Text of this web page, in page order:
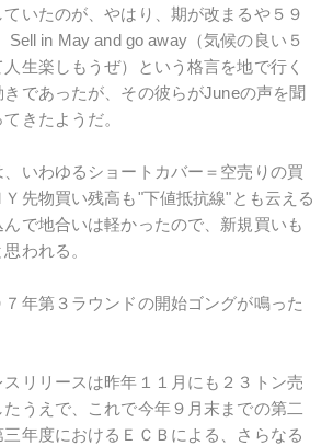
ていたのが、やはり、期が改まるや５９
Sell in May and go away（気候の良い５
生楽しもうぜ）という格言を地で行く
であったが、その彼らがJuneの声を聞
きたようだ。
いわゆるショートカバー＝空売りの買
先物買い残高も"下値抵抗線"とも云える
んで地合いは軽かったので、新規買いも
われる。
年第３ラウンドの開始ゴングが鳴った
リリースは昨年１１月にも２３トン売
うえで、これで今年９月末までの第二
年度におけるＥＣＢによる、さらなる